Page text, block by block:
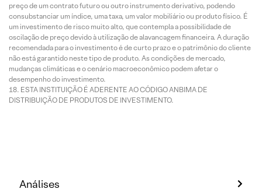
preço de um contrato futuro ou outro instrumento derivativo, podendo
consubstanciar um índice, uma taxa, um valor mobiliário ou produto físico. É
um investimento de risco muito alto, que contempla a possibilidade de
oscilação de preço devido à utilização de alavancagem financeira. A duração
recomendada para o investimento é de curto prazo e o patrimônio do cliente
não está garantido neste tipo de produto. As condições de mercado,
mudanças climáticas e o cenário macroeconômico podem afetar o
desempenho do investimento.
ESTA INSTITUIÇÃO É ADERENTE AO CÓDIGO ANBIMA DE
DISTRIBUIÇÃO DE PRODUTOS DE INVESTIMENTO.
Análises